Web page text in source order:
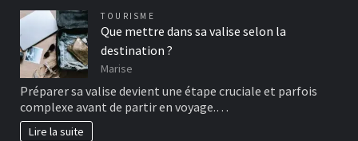
TOURISME
Que mettre dans sa valise selon la
destination ?
Marise
Préparer sa valise devient une étape cruciale et parfois
complexe avant de partir en voyage.…
Lire la suite